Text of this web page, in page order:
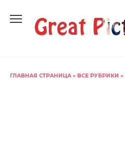
содержанию
ГЛАВНАЯ СТРАНИЦА » ВСЕ РУБРИКИ »